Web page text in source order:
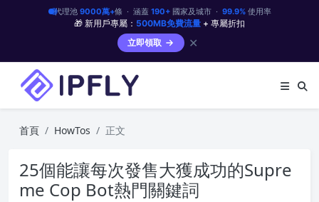
代理池 9000萬+條 · 涵蓋 190+國家及城市 · 99.9%使用率
🎁 新用戶專屬： 500MB免費流量 + 專屬折扣
立即領取
✕
首頁 HowTos 正文
25個能讓每次發售大獲成功的Supre
me Cop Bot熱門關鍵詞